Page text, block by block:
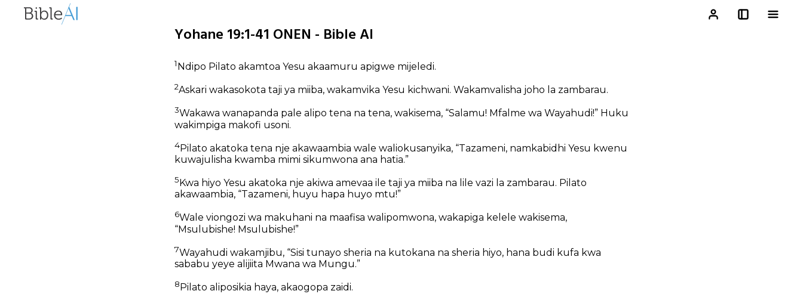
Yohane 19:1-41 ONEN - Bible AI
1Ndipo Pilato akamtoa Yesu akaamuru apigwe mijeledi.
2Askari wakasokota taji ya miiba, wakamvika Yesu kichwani. Wakamvalisha joho la zambarau.
3Wakawa wanapanda pale alipo tena na tena, wakisema, “Salamu! Mfalme wa Wayahudi!” Huku
wakimpiga makofi usoni.
4Pilato akatoka tena nje akawaambia wale waliokusanyika, “Tazameni, namkabidhi Yesu kwenu
kuwajulisha kwamba mimi sikumwona ana hatia.”
5 Kwa hiyo Yesu akatoka nje akiwa amevaa ile taji ya miiba na lile vazi la zambarau. Pilato
akawaambia, “Tazameni, huyu hapa huyo mtu!”
6Wale viongozi wa makuhani na maafisa walipomwona, wakapiga kelele wakisema,
“Msulubishe! Msulubishe!”
7Wayahudi wakamjibu, “Sisi tunayo sheria na kutokana na sheria hiyo, hana budi kufa kwa
sababu yeye alijiita Mwana wa Mungu.”
8 Pilato aliposikia haya, akaogopa zaidi.